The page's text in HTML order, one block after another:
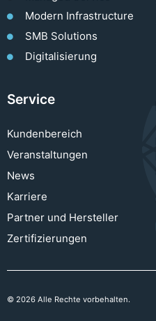
Modern Infrastructure
SMB Solutions
Digitalisierung
Service
Kundenbereich
Veranstaltungen
News
Karriere
Partner und Hersteller
Zertifizierungen
© 2026 Alle Rechte vorbehalten.